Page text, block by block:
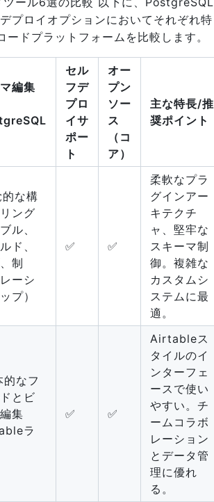
プロイオプションにおいてそれぞれ特
ドプラットフォームを比較します。
編集
セル
フデ
プロ
イサ
ポー
ト
オー
プン
ソー
ス
（コ
ア）
主な特長/推
奨ポイント
な構
ング
ル、
ド、
制
ーシ
プ）
✅ ✅
柔軟なプラ
グインアー
キテクチ
ャ、堅牢な
スキーマ制
御。複雑な
カスタムシ
ステムに最
適。
なフ
とビ
集
ラ
✅ ✅
Airtableス
タイルのイ
ンターフェ
ースで使い
やすい。チ
ームコラボ
レーション
とデータ管
理に優れ
る。